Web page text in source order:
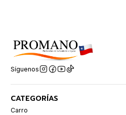
Síguenos
CATEGORÍAS
Carro